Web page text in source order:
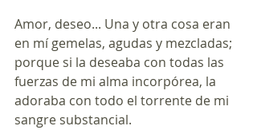
Amor, deseo... Una y otra cosa eran
en mí gemelas, agudas y mezcladas;
porque si la deseaba con todas las
fuerzas de mi alma incorpórea, la
adoraba con todo el torrente de mi
sangre substancial.